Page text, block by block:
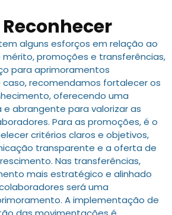
alguns esforços em relação ao
promoções e transferências,
para aprimoramentos
caso, recomendamos fortalecer os
oferecendo uma
abrangente para valorizar as
Para as promoções, é o
critérios claros e objetivos,
transparente e a oferta de
Nas transferências,
mais estratégico e alinhado
será uma
A implementação de